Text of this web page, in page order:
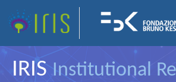
IRISInstitutional